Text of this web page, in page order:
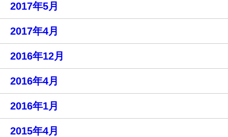
2017年5月
2017年4月
2016年12月
2016年4月
2016年1月
2015年4月